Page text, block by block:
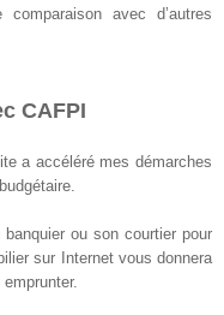
avec d’autres
CAFPI
a accéléré mes démarches
ou son courtier pour
sur Internet vous donnera